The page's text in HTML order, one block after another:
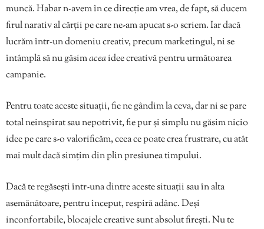
muncă. Habar n-avem în ce direcție am vrea, de fapt, să ducem
firul narativ al cărții pe care ne-am apucat s-o scriem. Iar dacă
lucrăm într-un domeniu creativ, precum marketingul, ni se
întâmplă să nu găsimaceaidee creativă pentru următoarea
campanie.
Pentru toate aceste situații, fie ne gândim la ceva, dar ni se pare
total neinspirat sau nepotrivit, fie pur și simplu nu găsim nicio
idee pe care s-o valorificăm, ceea ce poate crea frustrare, cu atât
mai mult dacă simțim din plin presiunea timpului.
Dacă te regăsești într-una dintre aceste situații sau în alta
asemănătoare, pentru început, respiră adânc. Deși
inconfortabile, blocajele creative sunt absolut firești. Nu te